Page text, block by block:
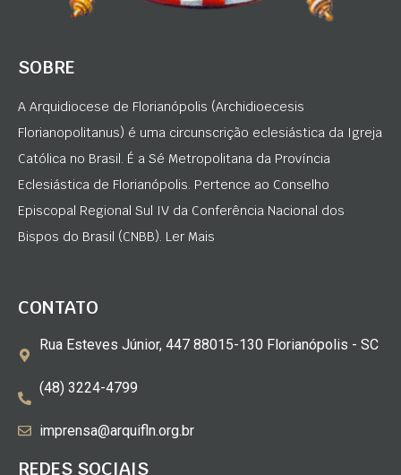
SOBRE
A Arquidiocese de Florianópolis (Archidioecesis
Florianopolitanus) é uma circunscrição eclesiástica da Igreja
Católica no Brasil. É a Sé Metropolitana da Província
Eclesiástica de Florianópolis. Pertence ao Conselho
Episcopal Regional Sul IV da Conferência Nacional dos
Bispos do Brasil (CNBB). Ler Mais
CONTATO
Rua Esteves Júnior, 447 88015-130 Florianópolis - SC
(48) 3224-4799
imprensa@arquifln.org.br
REDES SOCIAIS